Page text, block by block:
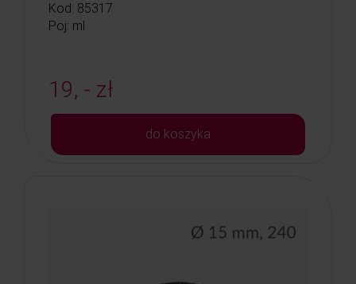
Kod: 85317
Poj: ml
19, - zł
do koszyka